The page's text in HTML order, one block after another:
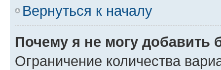
Вернуться к началу
Почему я не могу добавить
Ограничение количества